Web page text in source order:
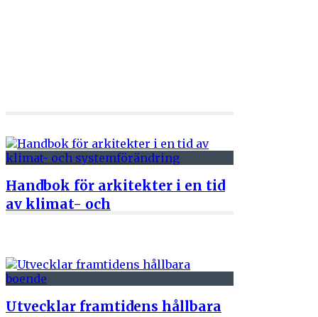
Handbok för arkitekter i en tid
av klimat- och
Utvecklar framtidens hållbara